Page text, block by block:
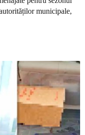
municipale,